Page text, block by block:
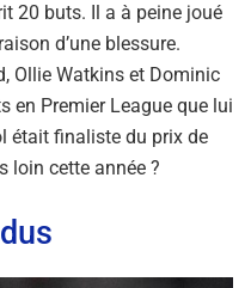
20 buts. Il a à peine joué
d’une blessure.
Ollie Watkins et Dominic
en Premier League que lui
était finaliste du prix de
loin cette année ?